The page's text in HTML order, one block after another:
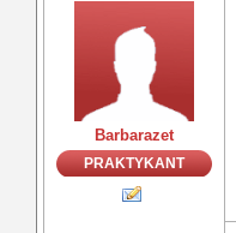
Barbarazet
PRAKTYKANT